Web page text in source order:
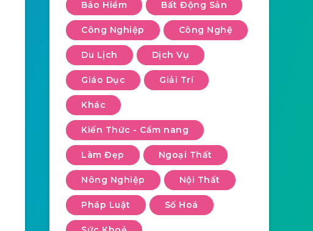
Bảo Hiểm Bất Động Sản
Công Nghiệp Công Nghệ
Du Lịch Dịch Vụ
Giáo Dục Giải Trí
Khác
Kiến Thức - Cẩm nang
Làm Đẹp Ngoại Thất
Nông Nghiệp Nội Thất
Pháp Luật Số Hoá